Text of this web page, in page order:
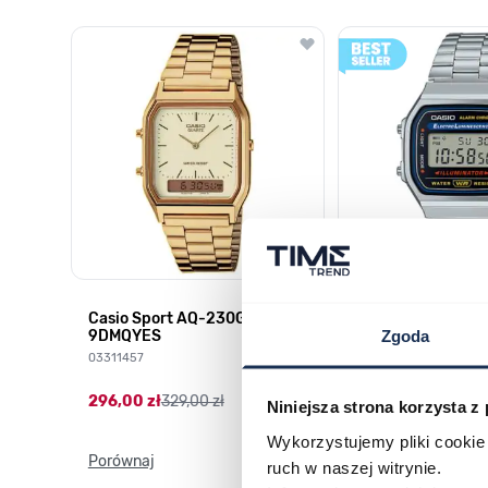
Zgoda
Niniejsza strona korzysta z
Wykorzystujemy pliki
ruch w naszej witrynie.
Poruszanie się po elementach karuzeli jest możliwe za
Naciśnij, aby pominąć karuzelę
Naciśnij, aby przejść do nawigacji karuzeli
Casio Sport AQ-230GA-
9DMQYES
03311457
296,00 zł329,00 zł
Porównaj
03378805
Porównaj